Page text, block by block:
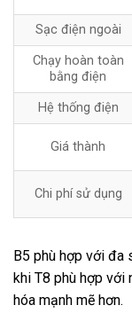
Sạc điện ngoài
Chạy hoàn toàn
bằng điện
Hệ thống điện
Giá thành
Chi phí sử dụng
B5 phù hợp với đa
khi T8 phù hợp với
hóa mạnh mẽ hơn.